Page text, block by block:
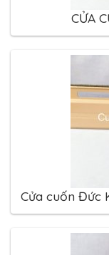
CỬA
Cửa cuốn Đức